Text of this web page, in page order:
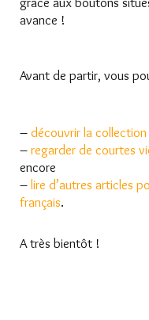
avance !
Avant de partir, vous
– découvrir la
– regarder de courtes
encore
– lire d’autres articles
français.
A très bientôt !